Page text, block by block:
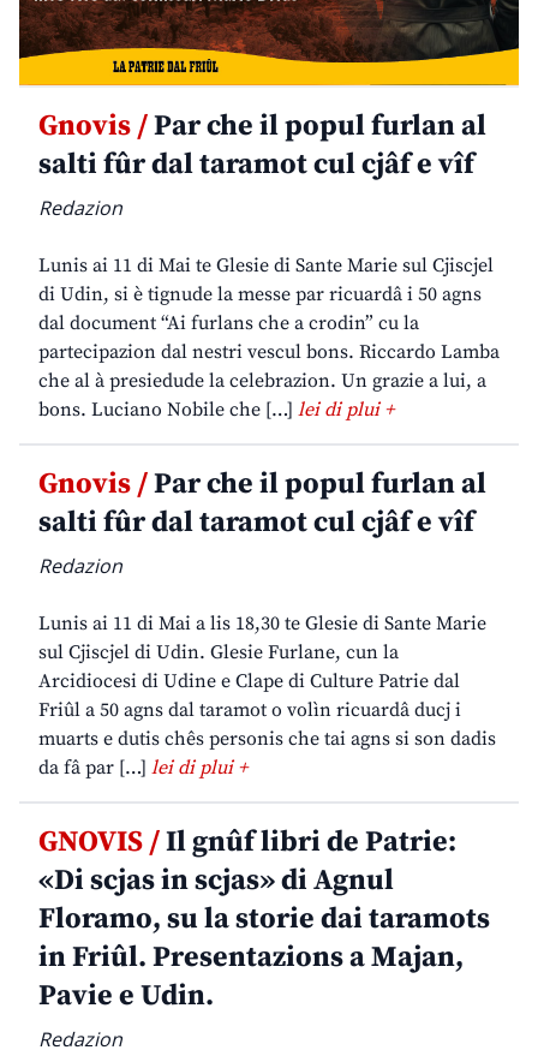
Gnovis /Par che il popul furlan al
salti fûr dal taramot cul cjâf e vîf
Redazion
Lunis ai 11 di Mai te Glesie di Sante Marie sul Cjiscjel
di Udin, si è tignude la messe par ricuardâ i 50 agns
dal document “Ai furlans che a crodin” cu la
partecipazion dal nestri vescul bons. Riccardo Lamba
che al à presiedude la celebrazion. Un grazie a lui, a
bons. Luciano Nobile che […] lei di plui +
Gnovis /Par che il popul furlan al
salti fûr dal taramot cul cjâf e vîf
Redazion
Lunis ai 11 di Mai a lis 18,30 te Glesie di Sante Marie
sul Cjiscjel di Udin. Glesie Furlane, cun la
Arcidiocesi di Udine e Clape di Culture Patrie dal
Friûl a 50 agns dal taramot o volìn ricuardâ ducj i
muarts e dutis chês personis che tai agns si son dadis
da fâ par […] lei di plui +
GNOVIS /Il gnûf libri de Patrie:
«Di scjas in scjas» di Agnul
Floramo, su la storie dai taramots
in Friûl. Presentazions a Majan,
Pavie e Udin.
Redazion